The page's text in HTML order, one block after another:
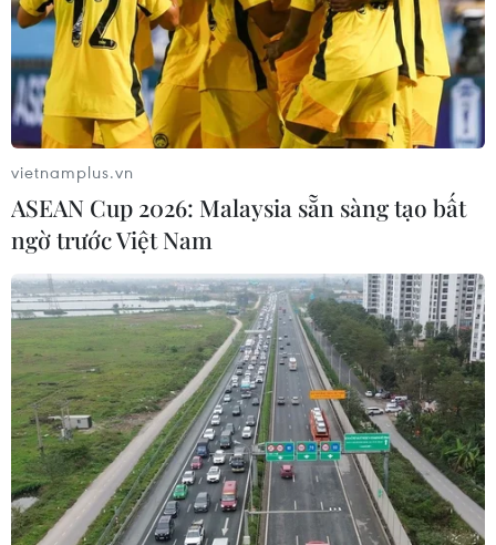
Các đại biểu tham dự Kỳ họp. (Ảnh: Hoàng Ngọc/TTXVN)
Các cấp, ngành, địa phương tăng cường công
tác quản lý, nâng cao hiệu quả sử dụng vốn đầu
tư công; triển khai lập, thẩm định, phê duyệt và
tổ chức thực hiện các chương trình, dự án đảm
bảo đúng quy định pháp luật; tiết kiệm, tránh
lãng phí, thất thoát, tiêu cực trong đầu tư công;
rà soát kỹ các dự án mới, sắp xếp thứ tự ưu tiên
vốn đầu tư công.
Bên cạnh đó, các cấp, ngành, địa phương đầu tư
dứt điểm từng dự án để sớm đưa vào sử dụng;
chỉ bố trí vốn cho các dự án có tính khả thi cao
về giải phóng mặt bằng, tiến độ giải ngân; nâng
vietnamplus.vn
ASEAN Cup 2026: Malaysia sẵn sàng tạo bất
ngờ trước Việt Nam